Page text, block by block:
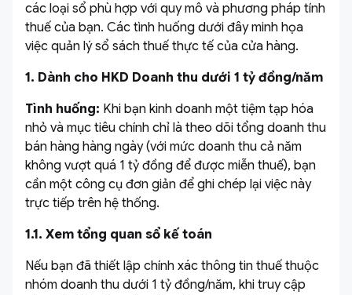
các loại sổ phù hợp với quy mô và phương pháp tính
thuế của bạn. Các tình huống dưới đây minh họa
việc quản lý sổ sách thuế thực tế của cửa hàng.
1. Dành cho HKD Doanh thu dưới 1 tỷ đồng/năm
Tình huống: Khi bạn kinh doanh một tiệm tạp hóa
nhỏ và mục tiêu chính chỉ là theo dõi tổng doanh thu
bán hàng hàng ngày (với mức doanh thu cả năm
không vượt quá 1 tỷ đồng để được miễn thuế), bạn
cần một công cụ đơn giản để ghi chép lại việc này
trực tiếp trên hệ thống.
1.1. Xem tổng quan sổ kế toán
Nếu bạn đã thiết lập chính xác thông tin thuế thuộc
nhóm doanh thu dưới 1 tỷ đồng/năm, khi truy cập